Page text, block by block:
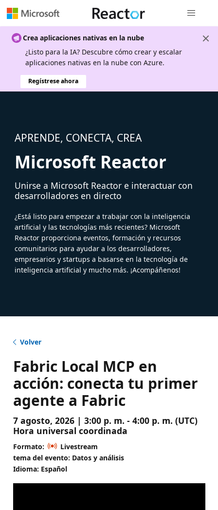
Crea aplicaciones nativas en la nube
¿Listo para la IA? Descubre cómo crear y escalar
aplicaciones nativas en la nube con Azure.
Regístrese ahora
APRENDE, CONECTA, CREA
Microsoft Reactor
Unirse a Microsoft Reactor e interactuar con
desarrolladores en directo
¿Está listo para empezar a trabajar con la inteligencia
artificial y las tecnologías más recientes? Microsoft
Reactor proporciona eventos, formación y recursos
comunitarios para ayudar a los desarrolladores,
empresarios y startups a basarse en la tecnología de
inteligencia artificial y mucho más. ¡Acompáñenos!
Volver
Fabric Local MCP en
acción: conecta tu primer
agente a Fabric
7 agosto, 2026 | 3:00 p. m. - 4:00 p. m. (UTC)
Hora universal coordinada
Formato:
Livestream
tema del evento: Datos y análisis
Idioma: Español